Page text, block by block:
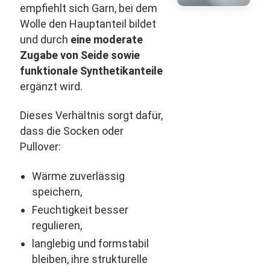
empfiehlt sich Garn, bei dem
Wolle den Hauptanteil bildet
und durch eine moderate
Zugabe von Seide sowie
funktionale Synthetikanteile
ergänzt wird.
Dieses Verhältnis sorgt dafür,
dass die Socken oder
Pullover:
Wärme zuverlässig
speichern,
Feuchtigkeit besser
regulieren,
langlebig und formstabil
bleiben, ihre strukturelle